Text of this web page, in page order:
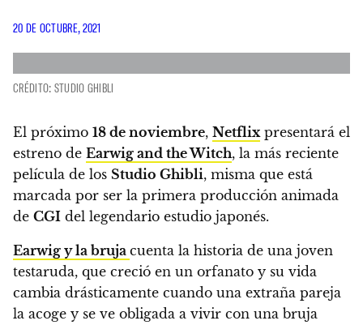
20 DE OCTUBRE, 2021
CRÉDITO: STUDIO GHIBLI
El próximo 18 de noviembre, Netflix presentará el
estreno de Earwig and the Witch, la más reciente
película de los Studio Ghibli, misma que está
marcada por ser la primera producción animada
de CGI del legendario estudio japonés.
Earwig y la bruja cuenta la historia de una joven
testaruda, que creció en un orfanato y su vida
cambia drásticamente cuando una extraña pareja
la acoge y se ve obligada a vivir con una bruja